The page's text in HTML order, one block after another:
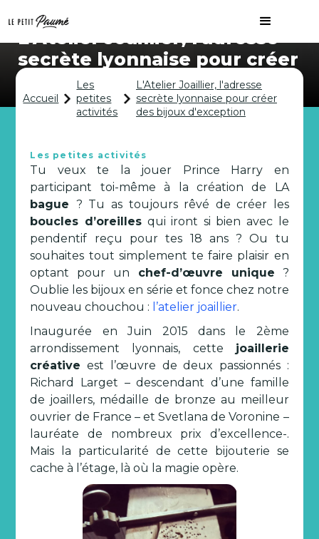
L'Atelier Joaillier, l'adresse
secrète lyonnaise pour créer
des bijoux d'exception
Accueil
Les
petites
activités
L'Atelier Joaillier, l'adresse
secrète lyonnaise pour créer
des bijoux d'exception
Les petites activités
Tu veux te la jouer Prince Harry en
participant toi-même à la création de LA
bague ? Tu as toujours rêvé de créer les
boucles d’oreilles qui iront si bien avec le
pendentif reçu pour tes 18 ans ? Ou tu
souhaites tout simplement te faire plaisir en
optant pour un chef-d’œuvre unique ?
Oublie les bijoux en série et fonce chez notre
nouveau chouchou : l’atelier joaillier.
Inaugurée en Juin 2015 dans le 2ème
arrondissement lyonnais, cette joaillerie
créative est l’œuvre de deux passionnés :
Richard Larget – descendant d’une famille
de joaillers, médaille de bronze au meilleur
ouvrier de France – et Svetlana de Voronine –
lauréate de nombreux prix d’excellence-.
Mais la particularité de cette bijouterie se
cache à l’étage, là où la magie opère.